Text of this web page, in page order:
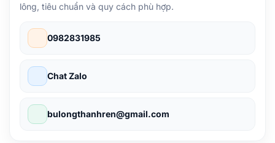
lông, tiêu chuẩn và quy cách phù hợp.
0982831985
Chat Zalo
bulongthanhren@gmail.com